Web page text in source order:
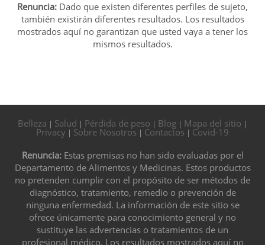
Renuncia: Dado que existen diferentes perfiles de sujeto,
también existirán diferentes resultados. Los resultados
mostrados aquí no garantizan que usted vaya a tener los
mismos resultados.
Belleza | Salud | Pérdida de peso | Blog | Mapa del sitio |
Privacy | Sobre Nosotros | Contactos | Covid-19
Renuncia:Estas premisas no han sido evaluadas por el
Departamento de Alimentos y Medicinas. Estos productos
no pretenden cumplir con el propósito de ser métodos de
diagnóstico, tratamiento, remedio o prevención de
ninguna enfermedad. La información de este sitio se
ofrece únicamente para conocimiento general y no
sustituye las advertencias o tratamientos de un
profesional médico. Los resultados mostrados aquí no